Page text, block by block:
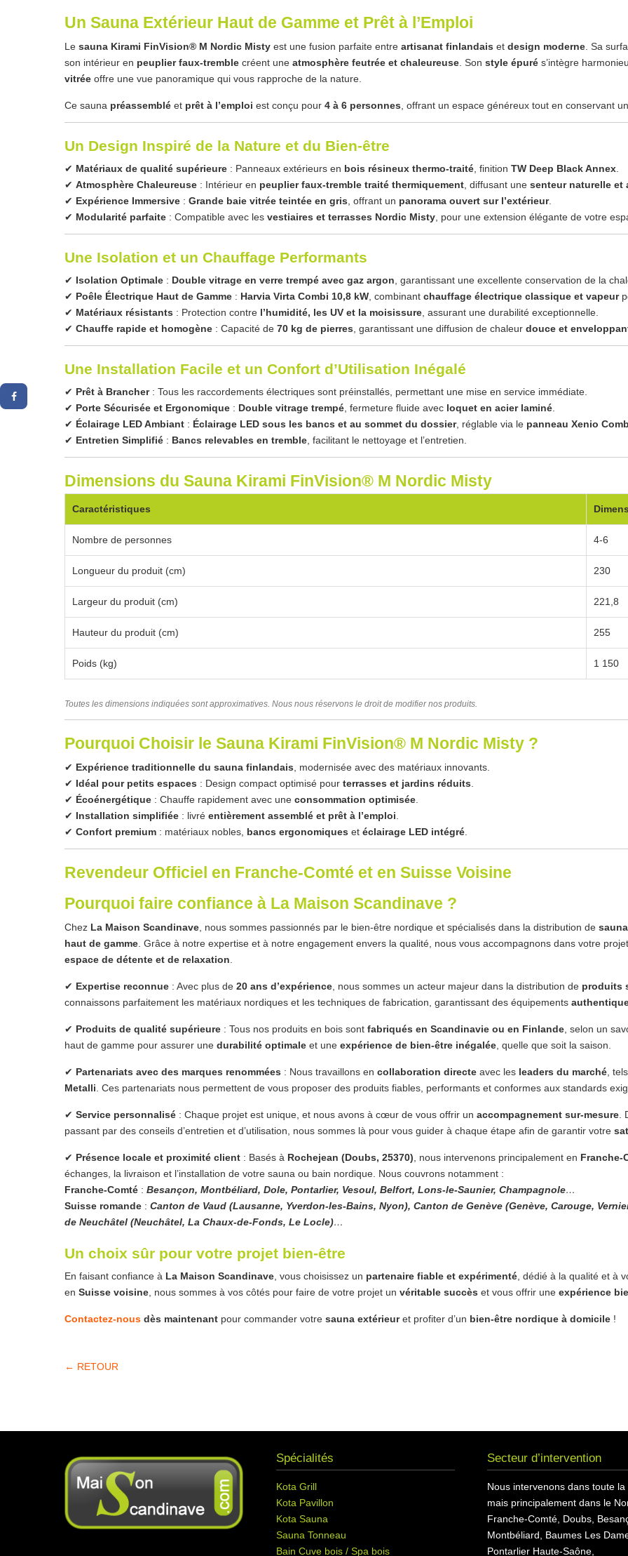
Un Sauna Extérieur Haut de Gamme et Prêt à l’Emploi
Le sauna Kirami FinVision® M Nordic Misty est une fusion parfaite entre artisanat finlandais et design moderne . Sa
son intérieur en peuplier faux-tremble créent une atmosphère feutrée et chaleureuse . Son style épuré s’intègre
vitrée offre une vue panoramique qui vous rapproche de la nature.
Ce sauna préassemblé et prêt à l’emploi est conçu pour 4 à 6 personnes , offrant un espace généreux tout en conservant
Un Design Inspiré de la Nature et du Bien-être
✔ Matériaux de qualité supérieure : Panneaux extérieurs en bois résineux thermo-traité , finition TW Deep Black Annex
✔ Atmosphère Chaleureuse : Intérieur en peuplier faux-tremble traité thermiquement , diffusant une senteur naturelle et
✔ Expérience Immersive : Grande baie vitrée teintée en gris , offrant un panorama ouvert sur l’extérieur.
✔ Modularité parfaite : Compatible avec les vestiaires et terrasses Nordic Misty , pour une extension élégante de votre
Une Isolation et un Chauffage Performants
✔ Isolation Optimale : Double vitrage en verre trempé avec gaz argon , garantissant une excellente conservation de la
✔ Poêle Électrique Haut de Gamme : Harvia Virta Combi 10,8 kW , combinant chauffage électrique classique et vapeur
✔ Matériaux résistants : Protection contre l’humidité, les UV et la moisissure , assurant une durabilité exceptionnelle.
✔ Chauffe rapide et homogène : Capacité de 70 kg de pierres , garantissant une diffusion de chaleur douce et
Une Installation Facile et un Confort d’Utilisation Inégalé
✔ Prêt à Brancher: Tous les raccordements électriques sont préinstallés, permettant une mise en service immédiate.
✔ Porte Sécurisée et Ergonomique : Double vitrage trempé , fermeture fluide avec loquet en acier laminé
✔ Éclairage LED Ambiant : Éclairage LED sous les bancs et au sommet du dossier, réglable via le panneau Xenio
✔ Entretien Simplifié : Bancs relevables en tremble , facilitant le nettoyage et l’entretien.
Dimensions du Sauna Kirami FinVision® M Nordic Misty
Caractéristiques
Nombre de personnes 4-6
Longueur du produit (cm) 230
Largeur du produit (cm) 221,8
Hauteur du produit (cm) 255
Poids (kg) 1 150
Toutes les dimensions indiquées sont approximatives. Nous nous réservons le droit de modifier nos produits.
Pourquoi Choisir le Sauna Kirami FinVision® M Nordic Misty ?
✔ Expérience traditionnelle du sauna finlandais , modernisée avec des matériaux innovants.
✔ Idéal pour petits espaces : Design compact optimisé pour terrasses et jardins réduits
✔ Écoénergétique : Chauffe rapidement avec une consommation optimisée
✔ Installation simplifiée : livré entièrement assemblé et prêt à l’emploi
✔ Confort premium : matériaux nobles, bancs ergonomiques et éclairage LED intégré
Revendeur Officiel en Franche-Comté et en Suisse Voisine
Pourquoi faire confiance à La Maison Scandinave ?
Chez La Maison Scandinave , nous sommes passionnés par le bien-être nordique et spécialisés dans la distribution de
haut de gamme . Grâce à notre expertise et à notre engagement envers la qualité, nous vous accompagnons dans votre
espace de détente et de relaxation
✔ Expertise reconnue : Avec plus de 20 ans d’expérience , nous sommes un acteur majeur dans la distribution de produits
connaissons parfaitement les matériaux nordiques et les techniques de fabrication, garantissant des équipements
✔ Produits de qualité supérieure : Tous nos produits en bois sont fabriqués en Scandinavie ou en Finlande , selon un
haut de gamme pour assurer une durabilité optimale et une expérience de bien-être inégalée , quelle que soit la saison.
✔ Partenariats avec des marques renommées : Nous travaillons en collaboration directe avec les leaders du marché ,
Metalli . Ces partenariats nous permettent de vous proposer des produits fiables, performants et conformes aux standards
✔ Service personnalisé : Chaque projet est unique, et nous avons à cœur de vous offrir un accompagnement sur-mesure
passant par des conseils d’entretien et d’utilisation, nous sommes là pour vous guider à chaque étape afin de garantir votre
✔ Présence locale et proximité client : Basés à Rochejean (Doubs, 25370) , nous intervenons principalement en Franche-
échanges, la livraison et l’installation de votre sauna ou bain nordique. Nous couvrons notamment :
Franche-Comté : Besançon, Montbéliard, Dole, Pontarlier, Vesoul, Belfort, Lons-le-Saunier, Champagnole…
Suisse romande : Canton de Vaud (Lausanne, Yverdon-les-Bains, Nyon), Canton de Genève (Genève, Carouge,
de Neuchâtel (Neuchâtel, La Chaux-de-Fonds, Le Locle)…
Un choix sûr pour votre projet bien-être
En faisant confiance à La Maison Scandinave , vous choisissez un partenaire fiable et expérimenté , dédié à la qualité et à
en Suisse voisine , nous sommes à vos côtés pour faire de votre projet un véritable succès et vous offrir une expérience
Contactez-nous dès maintenant pour commander votre sauna extérieuret profiter d’un bien-être nordique à domicile !
← RETOUR
Spécialités
Kota Grill
Kota Pavillon
Kota Sauna
Sauna Tonneau
Bain Cuve bois / Spa bois
Secteur d’intervention
Nous intervenons dans toute la
mais principalement dans le
Franche-Comté, Doubs,
Montbéliard, Baumes Les
Pontarlier Haute-Saône,